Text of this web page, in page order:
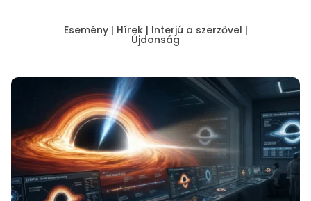
Esemény| Hírek| Interjú a szerzővel |
Újdonság